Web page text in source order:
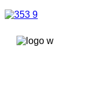
콘텐츠로